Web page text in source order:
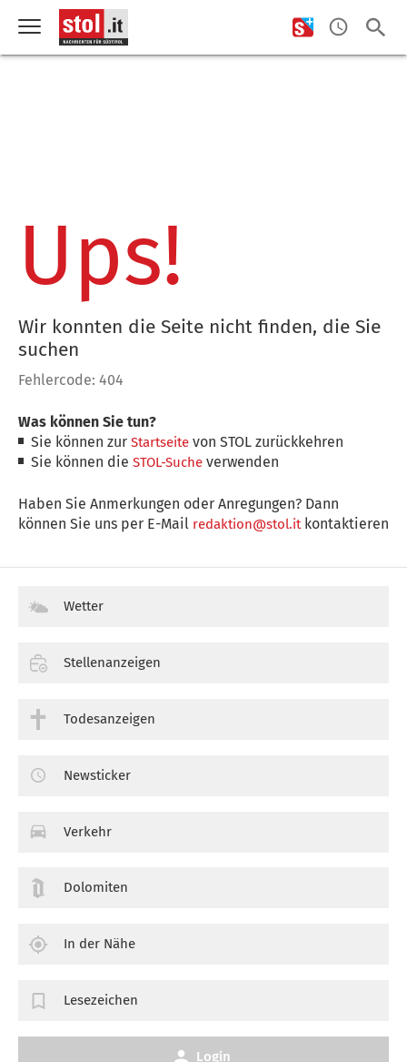
Ups!
Wir konnten die Seite nicht finden, die Sie
suchen
Fehlercode: 404
Was können Sie tun?
Sie können zurStartseite von STOL zurückkehren
Sie können dieSTOL-Suche verwenden
Haben Sie Anmerkungen oder Anregungen? Dann
können Sie uns per E-Mail redaktion@stol.itkontaktieren
Wetter
Stellenanzeigen
Todesanzeigen
Newsticker
Verkehr
Dolomiten
In der Nähe
Lesezeichen
Login